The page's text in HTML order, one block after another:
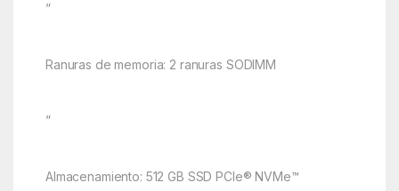
”
Ranuras de memoria: 2 ranuras SODIMM
”
Almacenamiento: 512 GB SSD PCIe® NVMe™